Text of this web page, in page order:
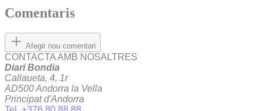
Comentaris
Afegir nou comentari
CONTACTA AMB NOSALTRES
Diari Bondia
Callaueta, 4, 1r
AD500 Andorra la Vella
Principat d'Andorra